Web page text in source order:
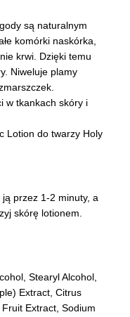
są naturalnym
komórki naskórka,
krwi. Dzięki temu
Niweluje plamy
w tkankach skóry i
Lotion do twarzy Holy
przez 1-2 minuty, a
skórę lotionem.
Stearyl Alcohol,
Extract, Citrus
Extract, Sodium